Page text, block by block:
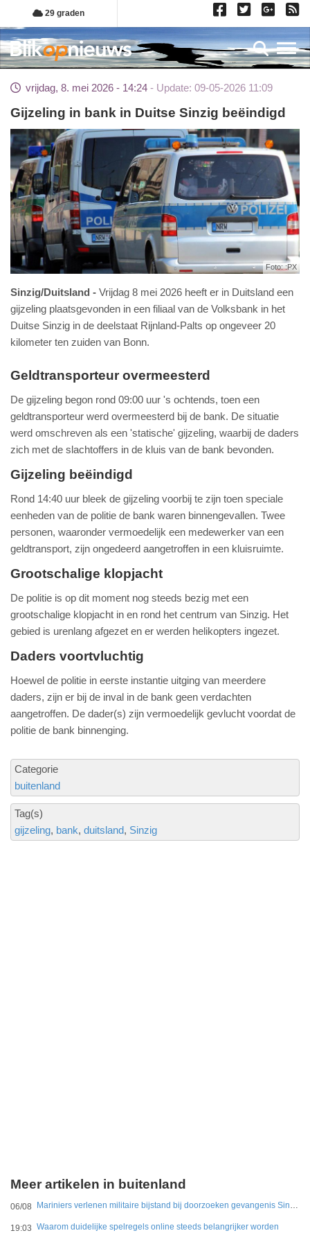
Overslaan
en
naar
de
gaan
29 graden
vrijdag, 8. mei 2026 - 14:24 Update: 09-05-2026 11:09
Gijzeling in bank in Duitse Sinzig beëindigd
Foto: :PX
Sinzig/Duitsland
Vrijdag 8 mei 2026 heeft er in Duitsland een
gijzeling plaatsgevonden in een filiaal van de Volksbank in het
Duitse Sinzig in de deelstaat Rijnland-Palts op ongeveer 20
kilometer ten zuiden van Bonn.
Geldtransporteur overmeesterd
De gijzeling begon rond 09:00 uur 's ochtends, toen een
geldtransporteur werd overmeesterd bij de bank. De situatie
werd omschreven als een 'statische' gijzeling, waarbij de daders
zich met de slachtoffers in de kluis van de bank bevonden.
Gijzeling beëindigd
Rond 14:40 uur bleek de gijzeling voorbij te zijn toen speciale
eenheden van de politie de bank waren binnengevallen. Twee
personen, waaronder vermoedelijk een medewerker van een
geldtransport, zijn ongedeerd aangetroffen in een kluisruimte.
Grootschalige klopjacht
De politie is op dit moment nog steeds bezig met een
grootschalige klopjacht in en rond het centrum van Sinzig. Het
gebied is urenlang afgezet en er werden helikopters ingezet.
Daders voortvluchtig
Hoewel de politie in eerste instantie uitging van meerdere
daders, zijn er bij de inval in de bank geen verdachten
aangetroffen. De dader(s) zijn vermoedelijk gevlucht voordat de
politie de bank binnenging.
Categorie
buitenland
Tag(s)
gijzeling bank duitsland Sinzig
Meer artikelen in buitenland
06/08 Mariniers verlenen militaire bijstand bij doorzoeken gevangenis Sint Maarten
19:03 Waarom duidelijke spelregels online steeds belangrijker worden